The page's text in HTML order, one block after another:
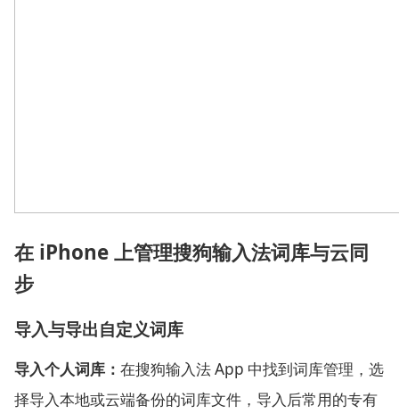
在 iPhone 上管理搜狗输入法词库与云同
步
导入与导出自定义词库
导入个人词库： 在搜狗输入法 App 中找到词库管理，选
择导入本地或云端备份的词库文件，导入后常用的专有